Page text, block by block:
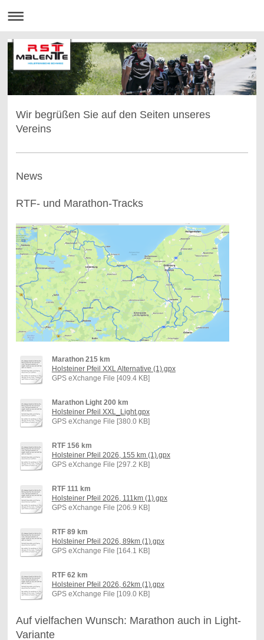
Wir begrüßen Sie auf den Seiten unseres
Vereins
News
RTF- und Marathon-Tracks
Marathon 215 km
Holsteiner Pfeil XXL Alternative (1).gpx
GPS eXchange File [409.4 KB]
Marathon Light 200 km
Holsteiner Pfeil XXL_Light.gpx
GPS eXchange File [380.0 KB]
RTF 156 km
Holsteiner Pfeil 2026, 155 km (1).gpx
GPS eXchange File [297.2 KB]
RTF 111 km
Holsteiner Pfeil 2026, 111km (1).gpx
GPS eXchange File [206.9 KB]
RTF 89 km
Holsteiner Pfeil 2026, 89km (1).gpx
GPS eXchange File [164.1 KB]
RTF 62 km
Holsteiner Pfeil 2026, 62km (1).gpx
GPS eXchange File [109.0 KB]
Auf vielfachen Wunsch: Marathon auch in Light-
Variante